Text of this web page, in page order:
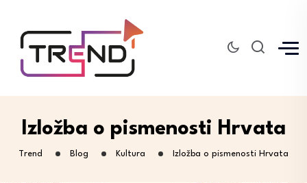
Izložba o pismenosti Hrvata
Trend Blog Kultura Izložba o pismenosti Hrvata